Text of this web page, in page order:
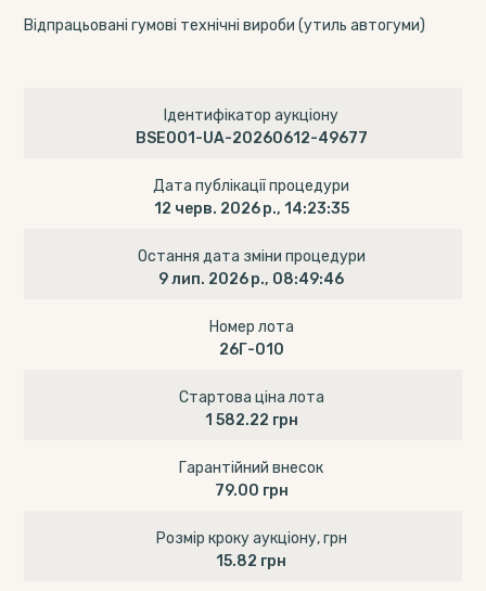
Відпрацьовані гумові технічні вироби (утиль автогуми)
Ідентифікатор аукціону
BSE001-UA-20260612-49677
Дата публікації процедури
12 черв. 2026 р., 14:23:35
Остання дата зміни процедури
9 лип. 2026 р., 08:49:46
Номер лота
26Г-010
Стартова ціна лота
1 582.22 грн
Гарантійний внесок
79.00 грн
Розмір кроку аукціону, грн
15.82 грн